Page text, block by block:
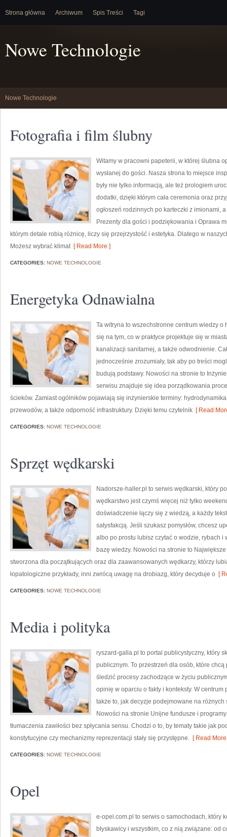
Strona główna Archiwum Spis Treści Tagi
Nowe Technologie
Nowe Technologie
Fotografia i film ślubny
Witamy w pracowni papeterii, w której ślubna
wysłanej do gości. Nasza strona to miejsce
były nie tylko informacją, ale też prologiem
dodatki, dzięki którym cała ceremonia oraz
ogłoszeń rodzinnych po karteczki z imionami,
Prezenty dla gości i podziękowania i Oprawa
którym detale robią różnicę, liczy się przejrzystość i estetyka. Dlatego w
Możesz wybrać klimat[ Read More ]
CATEGORIES: NOWE TECHNOLOGIE
Energetyka Odnawialna
Ta witryna to wszechstronne centrum wiedzy
się na tym, co w praktyce projektuje się w
kanalizacji sanitarnej, a także odwodnienie.
jednocześnie zrozumiały, tak aby po treści
budują podstawy. Nowości na stronie to
serwisu znajduje się idea porządkowania
ścieków. Zamiast ogólników pojawiają się inżynierskie terminy:
przewodów, a także odporność infrastruktury. Dzięki temu czytelnik [ Read
CATEGORIES: NOWE TECHNOLOGIE
Sprzęt wędkarski
Nadorsze-haller.pl to serwis wędkarski, który
wędkarstwo jest czymś więcej niż tylko
doświadczenie łączy się z wiedzą, a każdy
satysfakcją. Jeśli szukasz pomysłów, chcesz
albo po prostu lubisz czytać o wodzie, rybach
bazę wiedzy. Nowości na stronie to
stworzona dla początkujących oraz dla zaawansowanych wędkarzy, którzy
łopatologiczne przykłady, inni zwrócą uwagę na drobiazg, który decyduje o [
CATEGORIES: NOWE TECHNOLOGIE
Media i polityka
ryszard-galla.pl to portal publicystyczny, który
publicznym. To przestrzeń dla osób, które
śledzić procesy zachodzące w życiu
opinię w oparciu o fakty i konteksty. W centrum
także to, jak decyzje podejmowane na
Nowości na stronie Unijne fundusze i
tłumaczenia zawiłości bez spłycania sensu. Chodzi o to, by tematy takie jak
konstytucyjne czy mechanizmy reprezentacji stały się przystępne. [ Read
CATEGORIES: NOWE TECHNOLOGIE
Opel
e-opel.com.pl to serwis o samochodach, który
błyskawicy i wszystkim, co z nią związane: od